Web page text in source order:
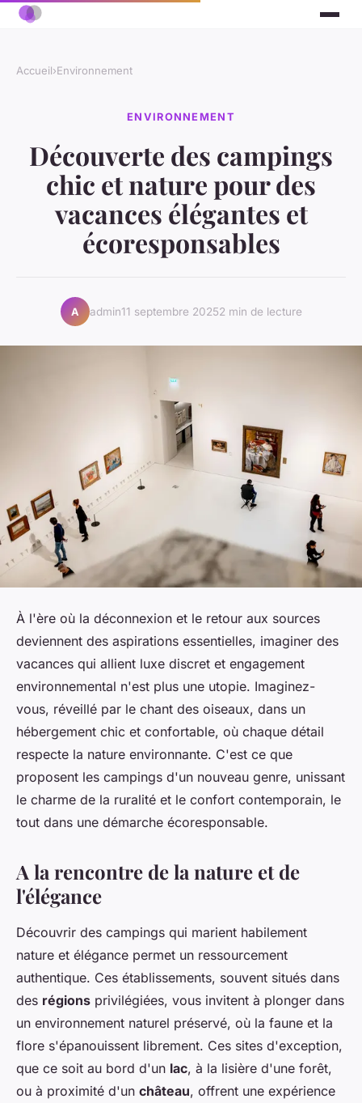
Accueil›Environnement
ENVIRONNEMENT
Découverte des campings
chic et nature pour des
vacances élégantes et
écoresponsables
A admin11 septembre 20252 min de lecture
À l'ère où la déconnexion et le retour aux sources
deviennent des aspirations essentielles, imaginer des
vacances qui allient luxe discret et engagement
environnemental n'est plus une utopie. Imaginez-
vous, réveillé par le chant des oiseaux, dans un
hébergement chic et confortable, où chaque détail
respecte la nature environnante. C'est ce que
proposent les campings d'un nouveau genre, unissant
le charme de la ruralité et le confort contemporain, le
tout dans une démarche écoresponsable.
A la rencontre de la nature et de
l'élégance
Découvrir des campings qui marient habilement
nature et élégance permet un ressourcement
authentique. Ces établissements, souvent situés dans
des régions privilégiées, vous invitent à plonger dans
un environnement naturel préservé, où la faune et la
flore s'épanouissent librement. Ces sites d'exception,
que ce soit au bord d'un lac, à la lisière d'une forêt,
ou à proximité d'un château, offrent une expérience